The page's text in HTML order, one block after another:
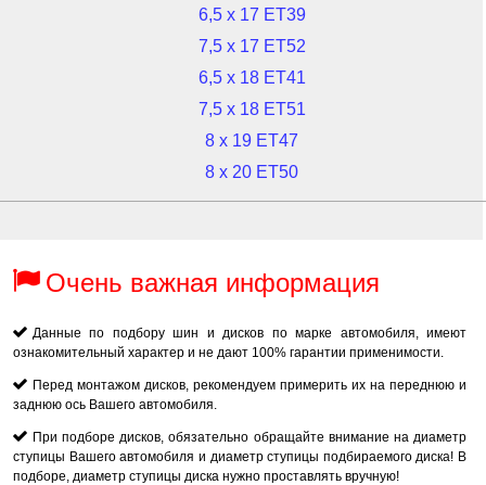
6,5 x 17 ET39
7,5 x 17 ET52
6,5 x 18 ET41
7,5 x 18 ET51
8 x 19 ET47
8 x 20 ET50
Очень важная информация
Данные по подбору шин и дисков по марке автомобиля, имеют
ознакомительный характер и не дают 100% гарантии применимости.
Перед монтажом дисков, рекомендуем примерить их на переднюю и
заднюю ось Вашего автомобиля.
При подборе дисков, обязательно обращайте внимание на диаметр
ступицы Вашего автомобиля и диаметр ступицы подбираемого диска! В
подборе, диаметр ступицы диска нужно проставлять вручную!